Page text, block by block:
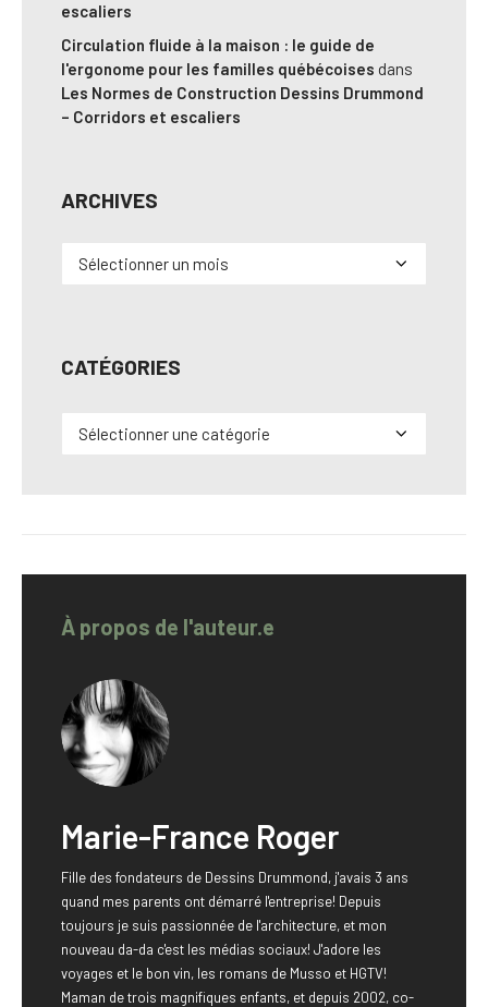
escaliers
Circulation fluide à la maison : le guide de
l'ergonome pour les familles québécoises dans
Les Normes de Construction Dessins Drummond
– Corridors et escaliers
ARCHIVES
Archives
CATÉGORIES
Catégories
À propos de l'auteur.e
Marie-France Roger
Fille des fondateurs de Dessins Drummond, j'avais 3 ans
quand mes parents ont démarré l'entreprise! Depuis
toujours je suis passionnée de l'architecture, et mon
nouveau da-da c'est les médias sociaux! J'adore les
voyages et le bon vin, les romans de Musso et HGTV!
Maman de trois magnifiques enfants, et depuis 2002, co-